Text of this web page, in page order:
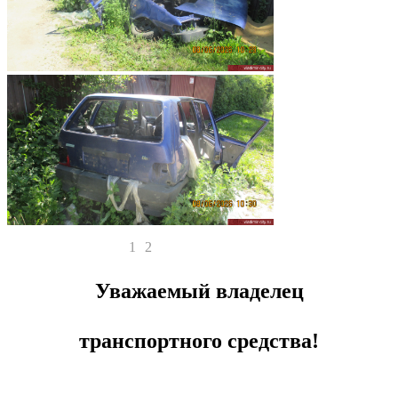
1 2
Уважаемый владелец
транспортного средства!